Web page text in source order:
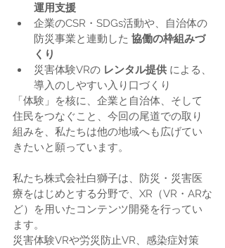
運用支援
企業のCSR・SDGs活動や、自治体の
防災事業と連動した 協働の枠組みづ
くり
災害体験VRの レンタル提供 による、
導入のしやすい入り口づくり
「体験」を核に、企業と自治体、そして
住民をつなぐこと、今回の尾道での取り
組みを、私たちは他の地域へも広げてい
きたいと願っています。
私たち株式会社白獅子は、防災・災害医
療をはじめとする分野で、XR（VR・ARな
ど）を用いたコンテンツ開発を行ってい
ます。
災害体験VRや労災防止VR、感染症対策